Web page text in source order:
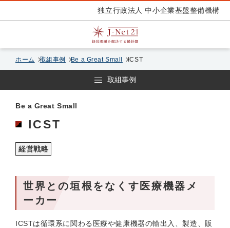
独立行政法人 中小企業基盤整備機構
ホーム 取組事例 Be a Great Small ICST
取組事例
Be a Great Small
ICST
経営戦略
世界との垣根をなくす医療機器メ
ーカー
ICSTは循環系に関わる医療や健康機器の輸出入、製造、販